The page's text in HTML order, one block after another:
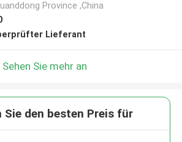
Province ,China
Lieferant
Sehen Sie mehr an
Sie den besten Preis für